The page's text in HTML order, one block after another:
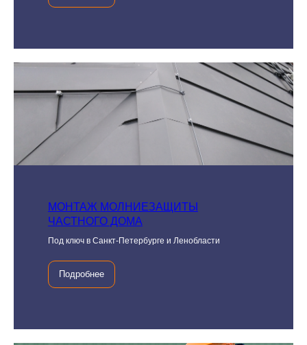
МОНТАЖ МОЛНИЕЗАЩИТЫ
ЧАСТНОГО ДОМА
Под ключ в Санкт-Петербурге и Ленобласти
Подробнее